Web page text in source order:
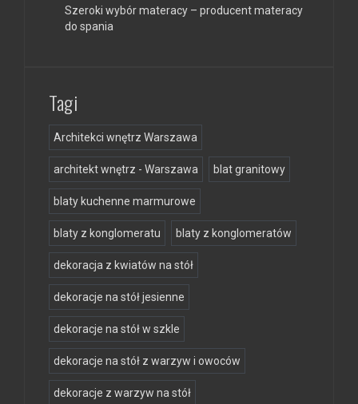
Szeroki wybór materacy – producent materacy
do spania
Tagi
Architekci wnętrz Warszawa
architekt wnętrz - Warszawa blat granitowy
blaty kuchenne marmurowe
blaty z konglomeratu blaty z konglomeratów
dekoracja z kwiatów na stół
dekoracje na stół jesienne
dekoracje na stół w szkle
dekoracje na stół z warzyw i owoców
dekoracje z warzyw na stół